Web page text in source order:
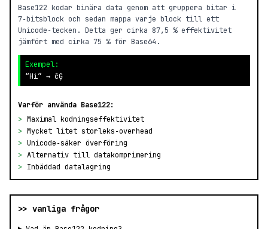
Base122 kodar binära data genom att gruppera bitar i
7‑bitsblock och sedan mappa varje block till ett
Unicode‑tecken. Detta ger cirka 87,5 % effektivitet
jämfört med cirka 75 % för Base64.
Exempel:
“Hi” → ĉĢ
Varför använda Base122:
> Maximal kodningseffektivitet
> Mycket litet storleks‑overhead
> Unicode‑säker överföring
> Alternativ till datakomprimering
>
Inbäddad datalagring
>> vanliga frågor